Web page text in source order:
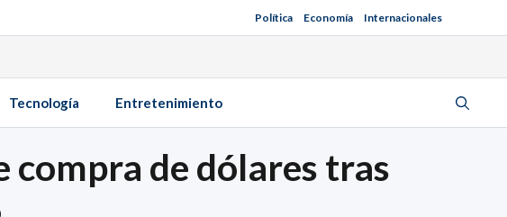
Política Economía Internacionales
Tecnología Entretenimiento
compra de dólares tras